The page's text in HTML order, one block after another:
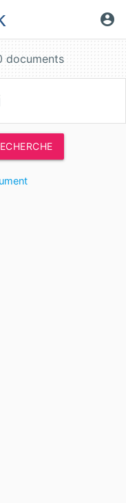
account_circle